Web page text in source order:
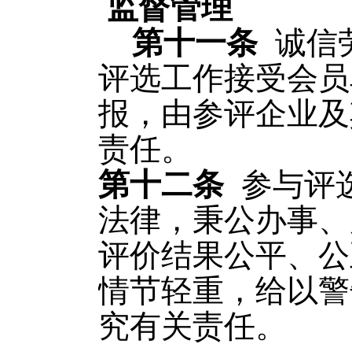
监督管理
第十一条诚信
评选工作接受会
报，由参评企业
责任。
第十二条参与评
法律，秉公办事
评价结果公平、
情节轻重，给以
究有关责任。